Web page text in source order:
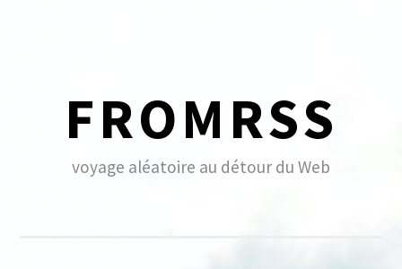
FROMRSS
voyage aléatoire au détour du Web